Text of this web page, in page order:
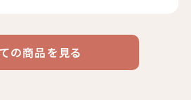
リキッド
コーヒー
豆・粉
ケニア
の商品を見る